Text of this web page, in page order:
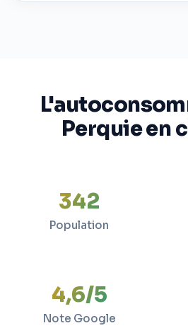
Perquie en
342
Population
4,6/5
Note Google